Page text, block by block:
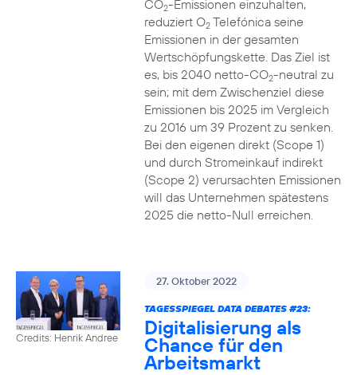
CO2-Emissionen einzuhalten,
reduziert O2Telefónica seine
Emissionen in der gesamten
Wertschöpfungskette. Das Ziel ist
es, bis 2040 netto-CO2-neutral zu
sein; mit dem Zwischenziel diese
Emissionen bis 2025 im Vergleich
zu 2016 um 39 Prozent zu senken.
Bei den eigenen direkt (Scope 1)
und durch Stromeinkauf indirekt
(Scope 2) verursachten Emissionen
will das Unternehmen spätestens
2025 die netto-Null erreichen.
Credits: Henrik Andree
27. Oktober 2022
TAGESSPIEGEL DATA DEBATES #23:
Digitalisierung als
Chance für den
Arbeitsmarkt